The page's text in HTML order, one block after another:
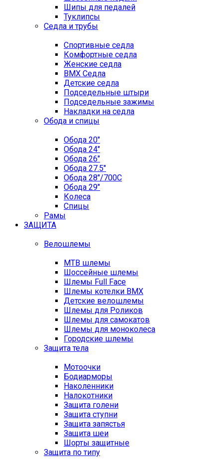
Шипы для педалей
Туклипсы
Седла и трубы
Спортивные седла
Комфортные седла
Женские седла
BMX Седла
Детские седла
Подседельные штыри
Подседельные зажимы
Накладки на седла
Обода и спицы
Обода 20"
Обода 24"
Обода 26"
Обода 27.5"
Обода 28"/700C
Обода 29"
Колеса
Спицы
Рамы
ЗАЩИТА
Велошлемы
MTB шлемы
Шоссейные шлемы
Шлемы Full Face
Шлемы котелки BMX
Детские велошлемы
Шлемы для Роликов
Шлемы для самокатов
Шлемы для моноколеса
Городские шлемы
Защита тела
Мотоочки
Бодиарморы
Наколенники
Налокотники
Защита голени
Защита ступни
Защита запястья
Защита шеи
Шорты защитные
Защита по типу